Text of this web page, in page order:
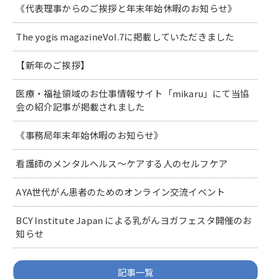
《代表理事からのご挨拶と年末年始休暇のお知らせ》
The yogis magazineVol.7に掲載していただきました
【新年のご挨拶】
医療・福祉領域のお仕事情報サイト「mikaru」にて当協
会の紹介記事が掲載されました
《事務局年末年始休暇のお知らせ》
看護師のメンタルヘルス～ケアする人のセルフケア
AYA世代がん患者のためのオンライン交流イベント
BCY Institute Japan による乳がんヨガフェスタ開催のお
知らせ
記事一覧